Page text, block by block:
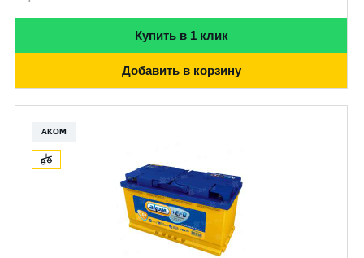
Купить в 1 клик
Добавить в корзину
АКОМ